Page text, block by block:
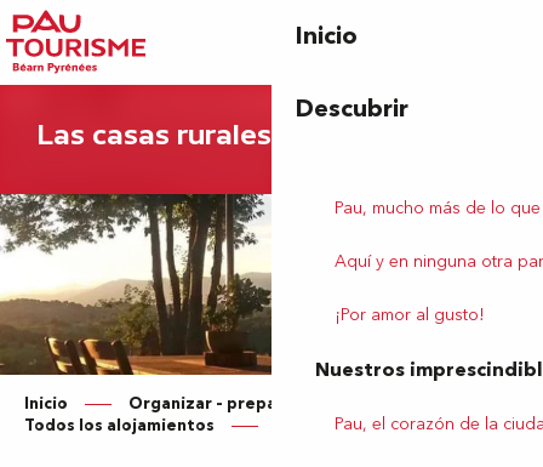
Aller
au
contenu
Inicio
Descubrir
Pau, mucho más de lo
Aquí y en ninguna otra
¡Por amor al gusto!
Nuestros
Pau, el corazón de la
Las casas rurales
Inicio
Organizar – preparar su estancia
Todos los alojamientos
Casas rurales